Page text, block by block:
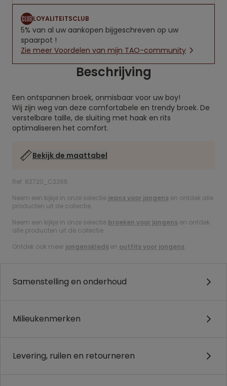
LOYALITEITSCLUB
5% van al uw aankopen bijgeschreven op uw
spaarpot !
Zie meer Voordelen van mijn TAO-community
Beschrijving
Een ontspannen broek, onmisbaar voor uw boy!
Wij zijn weg van deze comfortabele en trendy broek. De
verstelbare taille, de sluiting met haak en rits
optimaliseren het comfort.
Bekijk de maattabel
Ref. 82720_C2266
Neem een kijkje in onze selectie jeans voor jongens en ontdek alle
producten uit de collectie.
Neem een kijkje in onze selectie broeken voor jongens en ontdek
alle producten uit de collectie.
Ontdek ook meer jongenskledij en outfits voor jongens.
Samenstelling en onderhoud
Milieukenmerken
Levering, ruilen en retourneren